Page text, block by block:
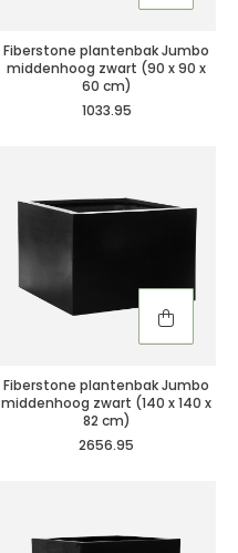
Fiberstone plantenbak Jumbo
middenhoog zwart (90 x 90 x
60 cm)
1033.95
Fiberstone plantenbak Jumbo
middenhoog zwart (140 x 140 x
82 cm)
2656.95